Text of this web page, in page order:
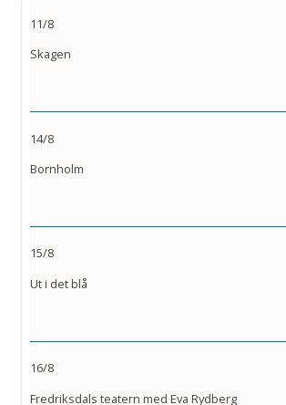
11/8
Skagen
14/8
Bornholm
15/8
Ut i det blå
16/8
Fredriksdals teatern med Eva Rydberg